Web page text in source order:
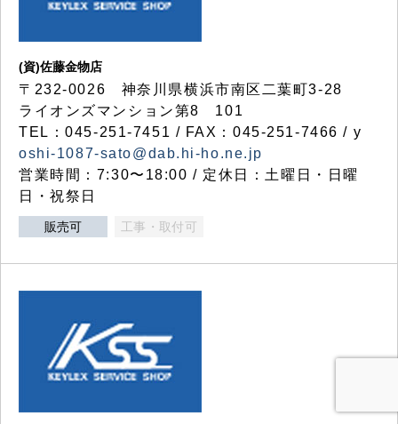
(資)佐藤金物店
〒232-0026 神奈川県横浜市南区二葉町3-28
ライオンズマンション第8 101
TEL：045-251-7451 / FAX：045-251-7466 / y
oshi-1087-sato@dab.hi-ho.ne.jp
営業時間：7:30〜18:00 / 定休日：土曜日・日曜
日・祝祭日
販売可 工事・取付可